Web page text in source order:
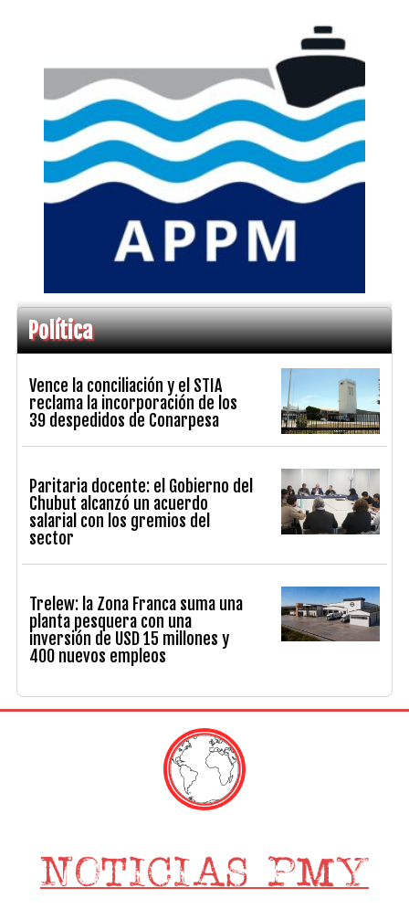
Política
Vence la conciliación y el STIA
reclama la incorporación de los
39 despedidos de Conarpesa
Paritaria docente: el Gobierno del
Chubut alcanzó un acuerdo
salarial con los gremios del
sector
Trelew: la Zona Franca suma una
planta pesquera con una
inversión de USD 15 millones y
400 nuevos empleos